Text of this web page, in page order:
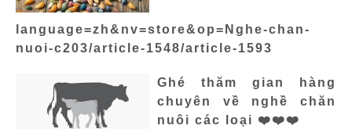
language=zh&nv=store&op=Nghe-chan-
nuoi-c203/article-1548/article-1593
Ghé thăm gian hàng
chuyên về nghề chăn
nuôi các loại ❤️❤️❤️